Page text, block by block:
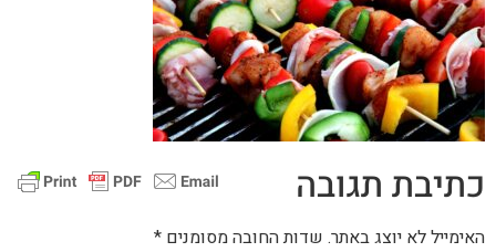
כתיבת תגובה
האימייל לא יוצג באתר. שדות החובה מסומנים *